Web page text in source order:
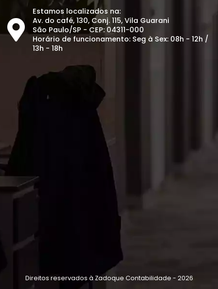
Estamos localizados na:
Av. do café, 130, Conj. 115, Vila Guarani
São Paulo/SP - CEP: 04311-000
Horário de funcionamento: Seg à Sex: 08h - 12h /
13h - 18h
Direitos reservados à Zadoque Contabilidade - 2026